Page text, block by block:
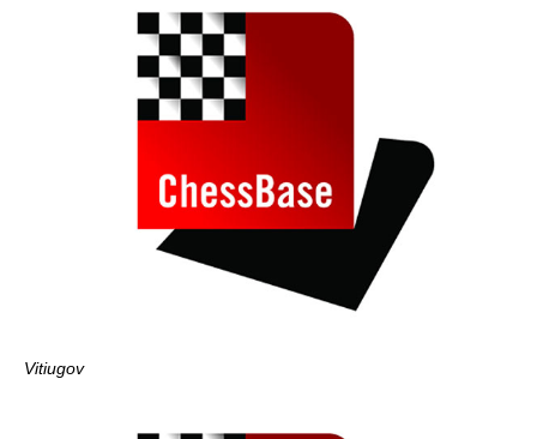
Vitiugov